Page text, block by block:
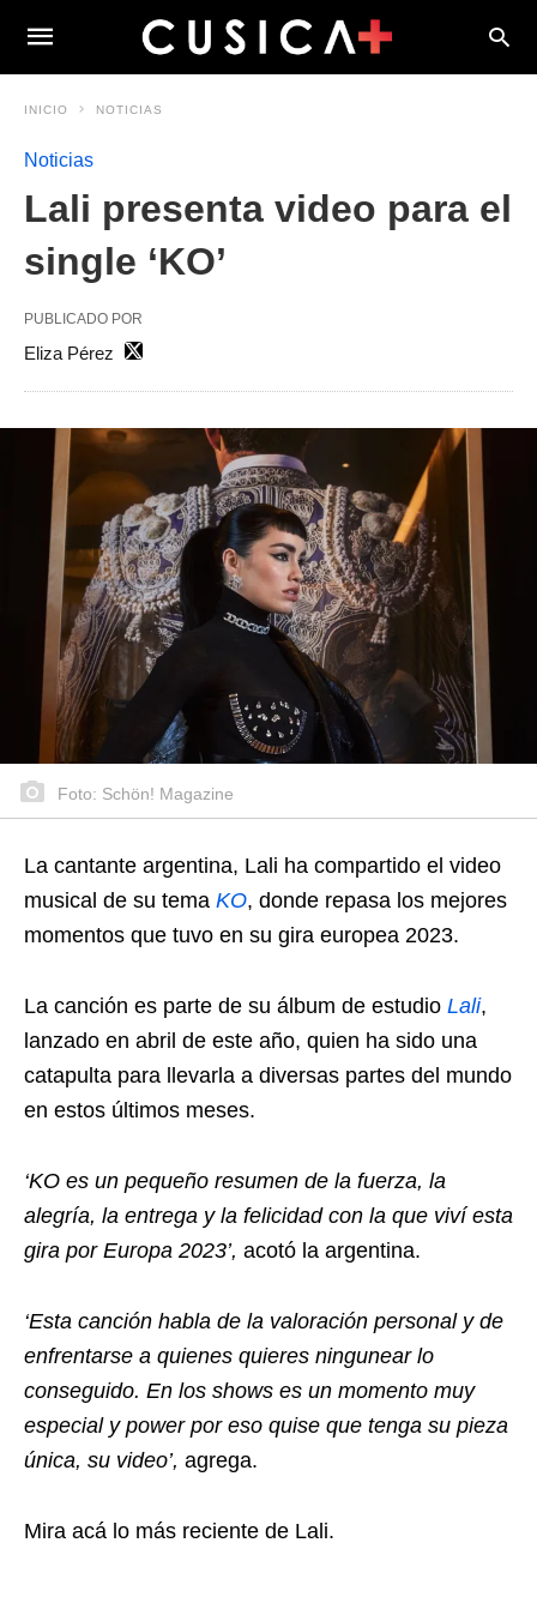
INICIO NOTICIAS
Noticias
Lali presenta video para el
single ‘KO’
PUBLICADO POR
Eliza Pérez
Foto: Schön! Magazine
La cantante argentina, Lali ha compartido el video
musical de su tema KO, donde repasa los mejores
momentos que tuvo en su gira europea 2023.
La canción es parte de su álbum de estudio Lali,
lanzado en abril de este año, quien ha sido una
catapulta para llevarla a diversas partes del mundo
en estos últimos meses.
‘KO es un pequeño resumen de la fuerza, la
alegría, la entrega y la felicidad con la que viví esta
gira por Europa 2023’, acotó la argentina.
‘Esta canción habla de la valoración personal y de
enfrentarse a quienes quieres ningunear lo
conseguido. En los shows es un momento muy
especial y power por eso quise que tenga su pieza
única, su video’, agrega.
Mira acá lo más reciente de Lali.